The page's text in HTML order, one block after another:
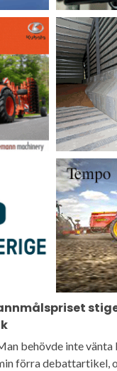
behövde inte vänta
förra debattartikel,